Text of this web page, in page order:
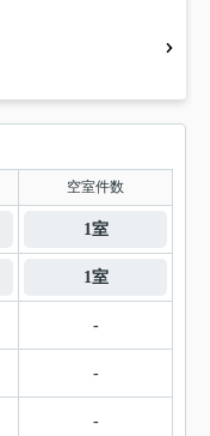
空室件数
1室
1室
-
-
-